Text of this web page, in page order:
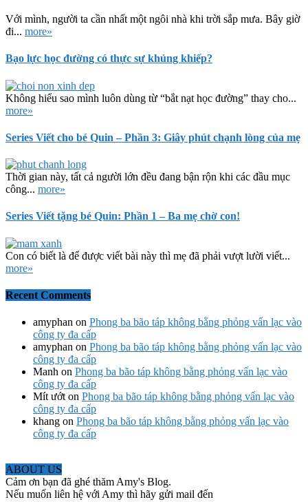
Với mình, người ta cần nhất một ngôi nhà khi trời sắp mưa. Bây giờ
đi... more»
Bạo lực học đường có thực sự khủng khiếp?
Không hiểu sao mình luôn dùng từ “bắt nạt học đường” thay cho...
more»
Series Viết cho bé Quin – Phần 3: Giây phút chạnh lòng của mẹ
Thời gian này, tất cả người lớn đều đang bận rộn khi các đầu mục
công... more»
Series Viết tặng bé Quin: Phần 1 – Ba mẹ chờ con!
Con có biết là để được viết bài này thì mẹ đã phải vượt lười viết...
more»
Recent Comments
amyphan on Phong ba bão táp không bằng phỏng vấn lạc vào
công ty đa cấp
amyphan on Phong ba bão táp không bằng phỏng vấn lạc vào
công ty đa cấp
Manh on Phong ba bão táp không bằng phỏng vấn lạc vào
công ty đa cấp
Mít ướt on Phong ba bão táp không bằng phỏng vấn lạc vào
công ty đa cấp
khang on Phong ba bão táp không bằng phỏng vấn lạc vào
công ty đa cấp
ABOUT US
Cảm ơn bạn đã ghé thăm Amy's Blog.
Nếu muốn liên hệ với Amy thì hãy gửi mail đến